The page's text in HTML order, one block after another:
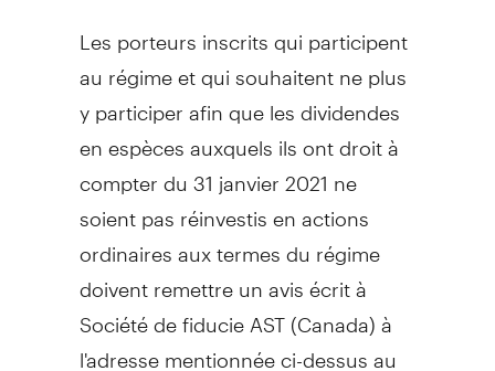
Les porteurs inscrits qui participent
au régime et qui souhaitent ne plus
y participer afin que les dividendes
en espèces auxquels ils ont droit à
compter du 31 janvier 2021 ne
soient pas réinvestis en actions
ordinaires aux termes du régime
doivent remettre un avis écrit à
Société de fiducie AST (Canada) à
l'adresse mentionnée ci-dessus au